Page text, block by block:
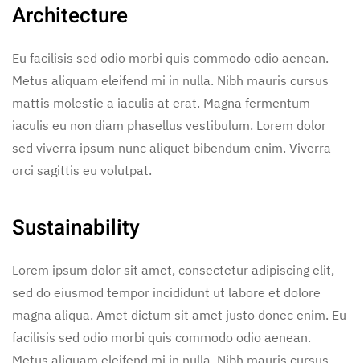
Architecture
Eu facilisis sed odio morbi quis commodo odio aenean.
Metus aliquam eleifend mi in nulla. Nibh mauris cursus
mattis molestie a iaculis at erat. Magna fermentum
iaculis eu non diam phasellus vestibulum. Lorem dolor
sed viverra ipsum nunc aliquet bibendum enim. Viverra
orci sagittis eu volutpat.
Sustainability
Lorem ipsum dolor sit amet, consectetur adipiscing elit,
sed do eiusmod tempor incididunt ut labore et dolore
magna aliqua. Amet dictum sit amet justo donec enim. Eu
facilisis sed odio morbi quis commodo odio aenean.